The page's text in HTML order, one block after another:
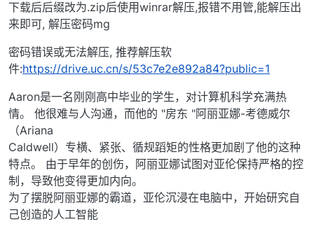
下载后后缀改为.zip后使用winrar解压,报错不用管,能解压出
来即可, 解压密码mg
密码错误或无法解压, 推荐解压软
件:https://drive.uc.cn/s/53c7e2e892a84?public=1
Aaron是一名刚刚高中毕业的学生，对计算机科学充满热
情。 他很难与人沟通，而他的 "房东 "阿丽亚娜-考德威尔
（Ariana
Caldwell）专横、紧张、循规蹈矩的性格更加剧了他的这种
特点。 由于早年的创伤，阿丽亚娜试图对亚伦保持严格的控
制，导致他变得更加内向。
为了摆脱阿丽亚娜的霸道，亚伦沉浸在电脑中，开始研究自
己创造的人工智能